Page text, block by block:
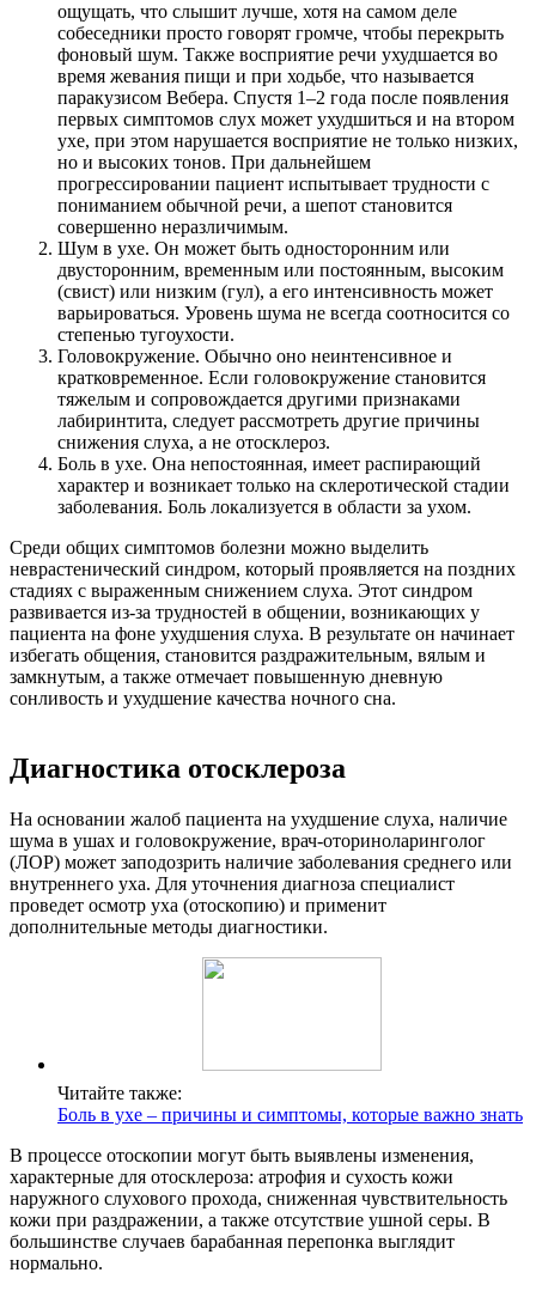
ощущать, что слышит лучше, хотя на самом деле
собеседники просто говорят громче, чтобы перекрыть
фоновый шум. Также восприятие речи ухудшается во
время жевания пищи и при ходьбе, что называется
паракузисом Вебера. Спустя 1–2 года после появления
первых симптомов слух может ухудшиться и на втором
ухе, при этом нарушается восприятие не только низких,
но и высоких тонов. При дальнейшем
прогрессировании пациент испытывает трудности с
пониманием обычной речи, а шепот становится
совершенно неразличимым.
Шум в ухе. Он может быть односторонним или
двусторонним, временным или постоянным, высоким
(свист) или низким (гул), а его интенсивность может
варьироваться. Уровень шума не всегда соотносится со
степенью тугоухости.
Головокружение. Обычно оно неинтенсивное и
кратковременное. Если головокружение становится
тяжелым и сопровождается другими признаками
лабиринтита, следует рассмотреть другие причины
снижения слуха, а не отосклероз.
Боль в ухе. Она непостоянная, имеет распирающий
характер и возникает только на склеротической стадии
заболевания. Боль локализуется в области за ухом.
Среди общих симптомов болезни можно выделить
неврастенический синдром, который проявляется на поздних
стадиях с выраженным снижением слуха. Этот синдром
развивается из-за трудностей в общении, возникающих у
пациента на фоне ухудшения слуха. В результате он начинает
избегать общения, становится раздражительным, вялым и
замкнутым, а также отмечает повышенную дневную
сонливость и ухудшение качества ночного сна.
Диагностика отосклероза
На основании жалоб пациента на ухудшение слуха, наличие
шума в ушах и головокружение, врач-оториноларинголог
(ЛОР) может заподозрить наличие заболевания среднего или
внутреннего уха. Для уточнения диагноза специалист
проведет осмотр уха (отоскопию) и применит
дополнительные методы диагностики.
Читайте также:
Боль в ухе – причины и симптомы, которые важно знать
В процессе отоскопии могут быть выявлены изменения,
характерные для отосклероза: атрофия и сухость кожи
наружного слухового прохода, сниженная чувствительность
кожи при раздражении, а также отсутствие ушной серы. В
большинстве случаев барабанная перепонка выглядит
нормально.